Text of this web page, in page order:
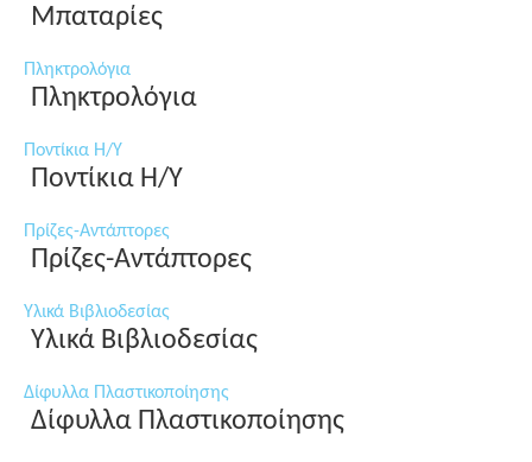
Μπαταρίες
Πληκτρολόγια
Πληκτρολόγια
Ποντίκια Η/Υ
Ποντίκια Η/Υ
Πρίζες-Αντάπτορες
Πρίζες-Αντάπτορες
Υλικά Βιβλιοδεσίας
Υλικά Βιβλιοδεσίας
Δίφυλλα Πλαστικοποίησης
Δίφυλλα Πλαστικοποίησης